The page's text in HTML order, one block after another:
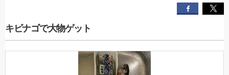
キビナゴで大物ゲット